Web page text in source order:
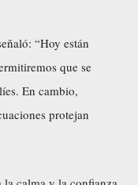
“Hoy están
que se
En cambio,
protejan